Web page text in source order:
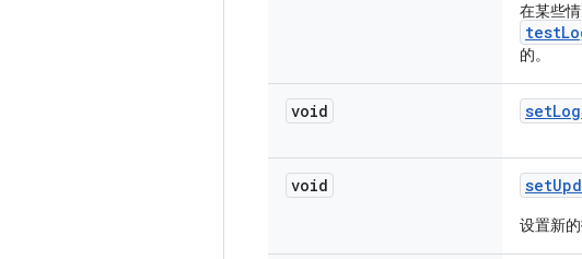
在某些
的。
void setLog
void set
设置新的